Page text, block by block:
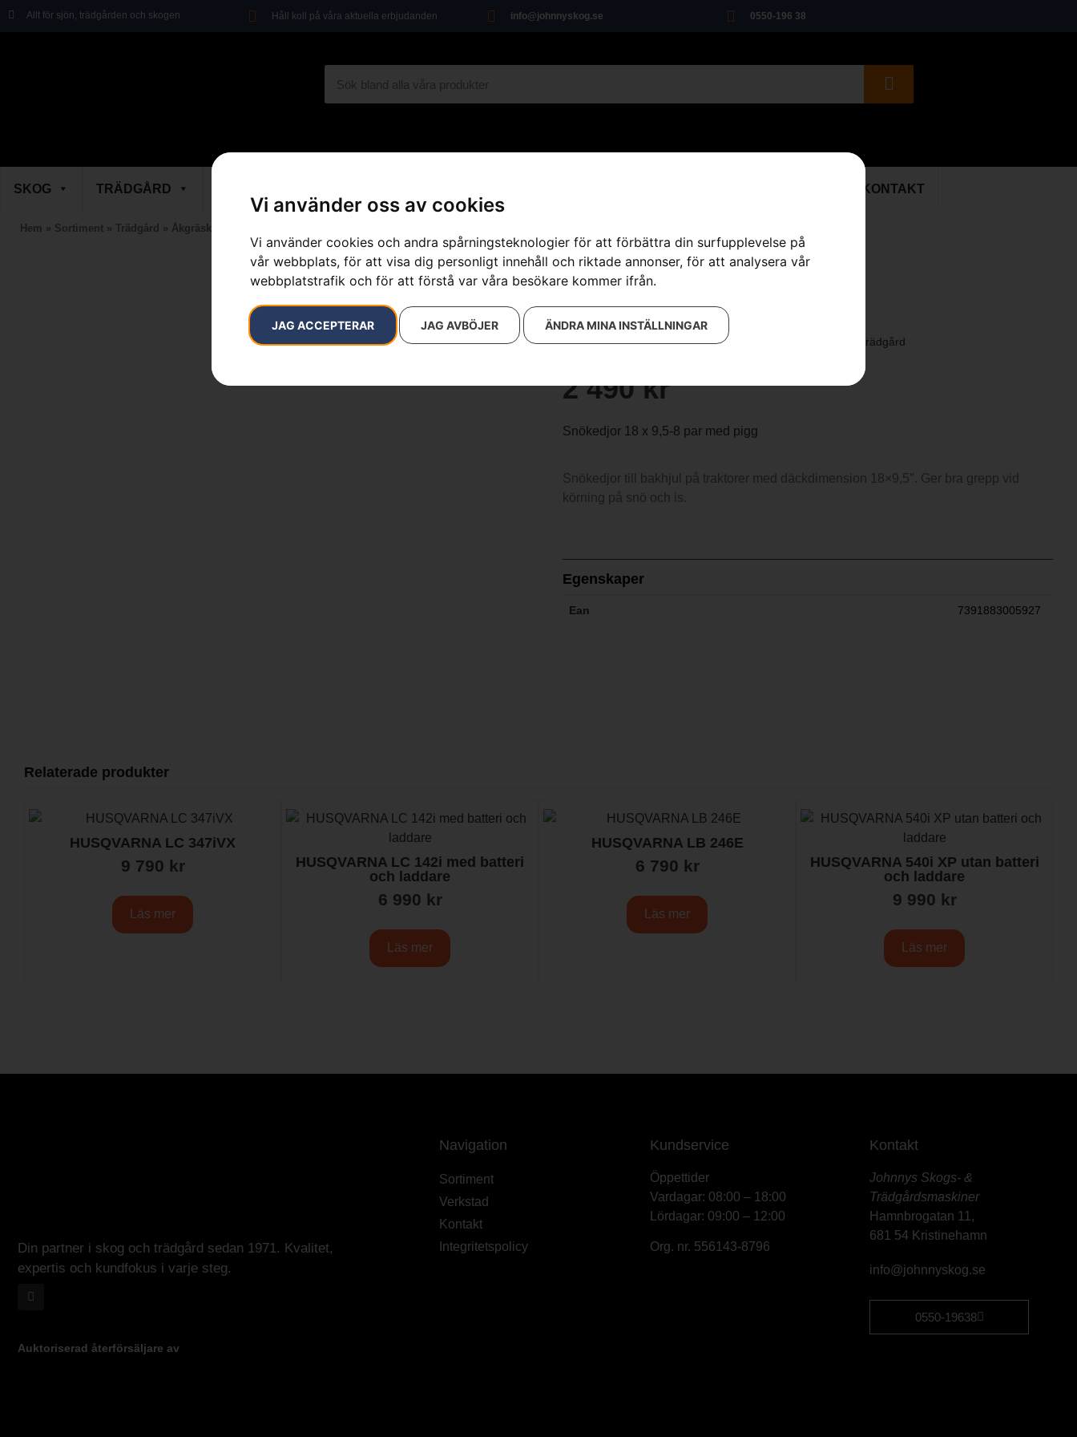
Vi använder oss av cookies
Vi använder cookies och andra spårningsteknologier för att förbättra din surfupplevelse på
vår webbplats, för att visa dig personligt innehåll och riktade annonser, för att analysera vår
webbplatstrafik och för att förstå var våra besökare kommer ifrån.
JAG ACCEPTERAR JAG AVBÖJER ÄNDRA MINA INSTÄLLNINGAR
Allt för sjön, trädgården och skogen Håll koll på våra aktuella erbjudanden info@johnnyskog.se 0550-196 38
SKOG TRÄDGÅRD KONTAKT
Hem » Sortiment » Trädgård » Åkgräsklippare
Artikelnummer: 997103610
Kategorier:
Åkgräsklippare,
Trädgård
2 490kr
Snökedjor 18 x 9,5-8 par med pigg
Snökedjor till bakhjul på traktorer med däckdimension 18×9,5″. Ger bra grepp vid
körning på snö och is.
Egenskaper
Ean 7391883005927
Relaterade produkter
HUSQVARNA LC 347iVX
9 790 kr
Läs mer
HUSQVARNA LC 142i med batteri
och laddare
6 990 kr
Läs mer
HUSQVARNA LB 246E
6 790 kr
Läs mer
HUSQVARNA 540i XP utan batteri
och laddare
9 990 kr
Läs mer
Din partner i skog och trädgård sedan 1971. Kvalitet,
expertis och kundfokus i varje steg.
Auktoriserad återförsäljare av
Navigation
Sortiment
Verkstad
Kontakt
Integritetspolicy
Kundservice
Öppettider
Vardagar: 08:00 – 18:00
Lördagar: 09:00 – 12:00
Org. nr. 556143-8796
Kontakt
Johnnys Skogs- &
Trädgårdsmaskiner
Hamnbrogatan 11,
681 54 Kristinehamn
info@johnnyskog.se
0550-19638